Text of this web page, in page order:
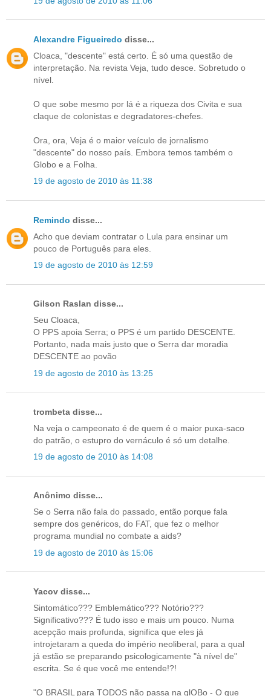
Alexandre Figueiredo disse...
Cloaca, "descente" está certo. É só uma questão de
interpretação. Na revista Veja, tudo desce. Sobretudo o
nível.
O que sobe mesmo por lá é a riqueza dos Civita e sua
claque de colonistas e degradatores-chefes.
Ora, ora, Veja é o maior veículo de jornalismo
"descente" do nosso país. Embora temos também o
Globo e a Folha.
19 de agosto de 2010 às 11:38
Remindo disse...
Acho que deviam contratar o Lula para ensinar um
pouco de Português para eles.
19 de agosto de 2010 às 12:59
Gilson Raslan disse...
Seu Cloaca,
O PPS apoia Serra; o PPS é um partido DESCENTE.
Portanto, nada mais justo que o Serra dar moradia
DESCENTE ao povão
19 de agosto de 2010 às 13:25
trombeta disse...
Na veja o campeonato é de quem é o maior puxa-saco
do patrão, o estupro do vernáculo é só um detalhe.
19 de agosto de 2010 às 14:08
Anônimo disse...
Se o Serra não fala do passado, então porque fala
sempre dos genéricos, do FAT, que fez o melhor
programa mundial no combate a aids?
19 de agosto de 2010 às 15:06
Yacov disse...
Sintomático??? Emblemático??? Notório???
Significativo??? É tudo isso e mais um pouco. Numa
acepção mais profunda, significa que eles já
introjetaram a queda do império neoliberal, para a qual
já estão se preparando psicologicamente "à nível de"
escrita. Se é que você me entende!?!
"O BRASIL para TODOS não passa na glOBo - O que